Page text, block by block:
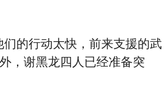
行动太快，前来支援的武
，谢黑龙四人已经准备突